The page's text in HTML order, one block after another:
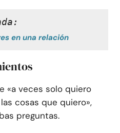
en una relación
«a veces solo quiero
cosas que quiero»,
preguntas.